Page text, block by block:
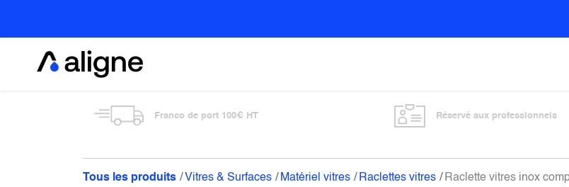
Franco de port 100€ HT Réservé aux professionnels
Tous les produits Vitres & Surfaces Matériel vitres Raclettes vitres Raclette vitres inox